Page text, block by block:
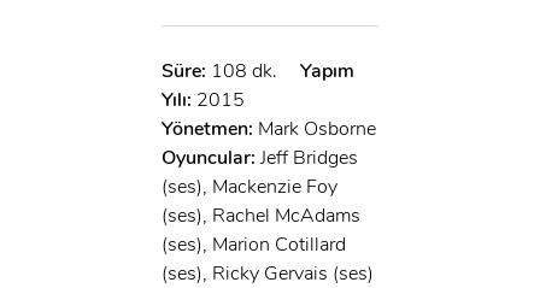
Süre: 108 dk.
Yapım
Yılı: 2015
Yönetmen: Mark Osborne
Oyuncular: Jeff Bridges
(ses), Mackenzie Foy
(ses), Rachel McAdams
(ses), Marion Cotillard
(ses), Ricky Gervais (ses)